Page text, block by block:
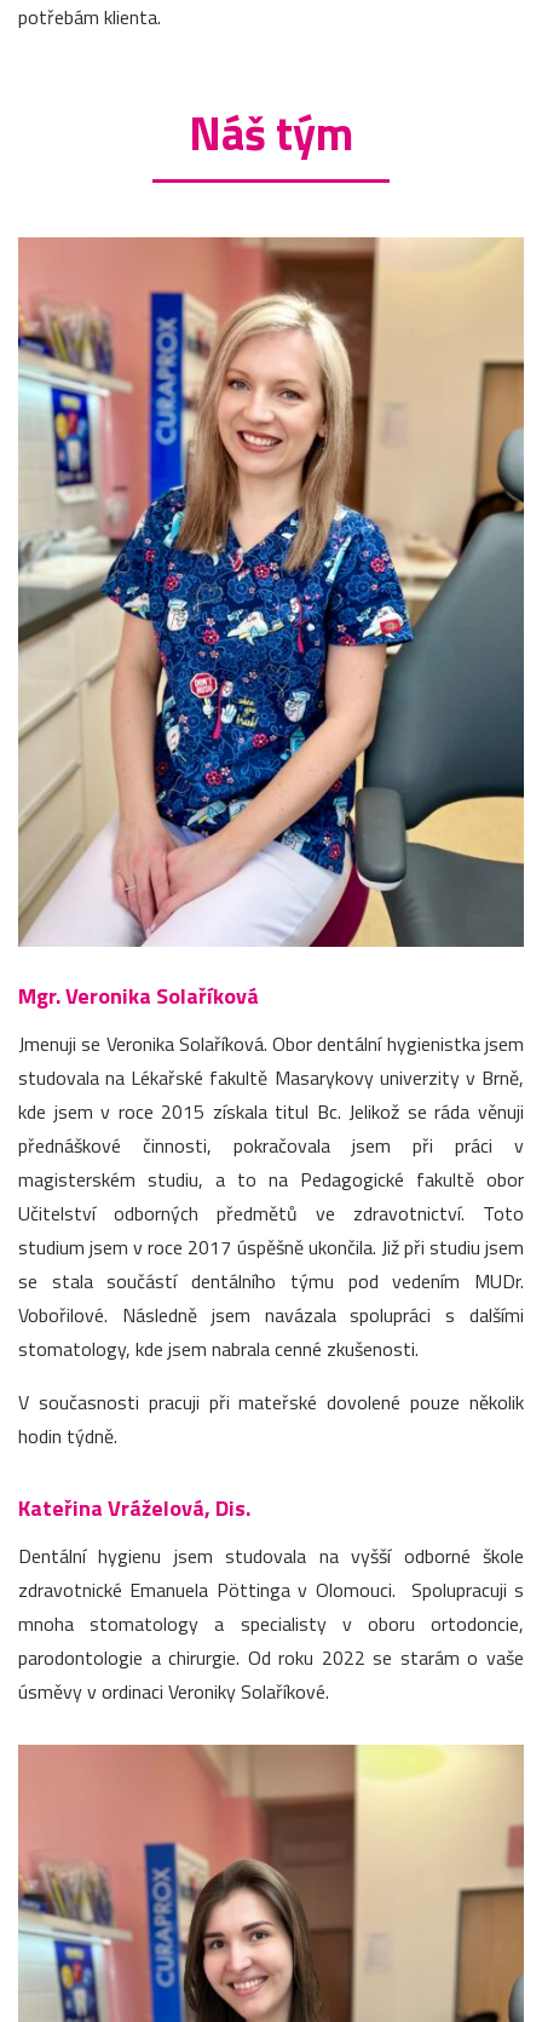
potřebám klienta.
Náš tým
Mgr. Veronika Solaříková
Jmenuji se Veronika Solaříková. Obor dentální hygienistka jsem
studovala na Lékařské fakultě Masarykovy univerzity v Brně,
kde jsem v roce 2015 získala titul Bc. Jelikož se ráda věnuji
přednáškové činnosti, pokračovala jsem při práci v
magisterském studiu, a to na Pedagogické fakultě obor
Učitelství odborných předmětů ve zdravotnictví. Toto
studium jsem v roce 2017 úspěšně ukončila. Již při studiu jsem
se stala součástí dentálního týmu pod vedením MUDr.
Vobořilové. Následně jsem navázala spolupráci s dalšími
stomatology, kde jsem nabrala cenné zkušenosti.
V současnosti pracuji při mateřské dovolené pouze několik
hodin týdně.
Kateřina Vráželová, Dis.
Dentální hygienu jsem studovala na vyšší odborné škole
zdravotnické Emanuela Pöttinga v Olomouci. Spolupracuji s
mnoha stomatology a specialisty v oboru ortodoncie,
parodontologie a chirurgie. Od roku 2022 se starám o vaše
úsměvy v ordinaci Veroniky Solaříkové.